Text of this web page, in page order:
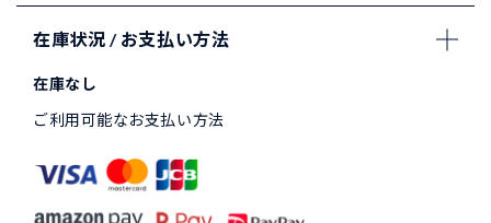
在庫状況 / お支払い方法
在庫なし
ご利用可能なお支払い方法